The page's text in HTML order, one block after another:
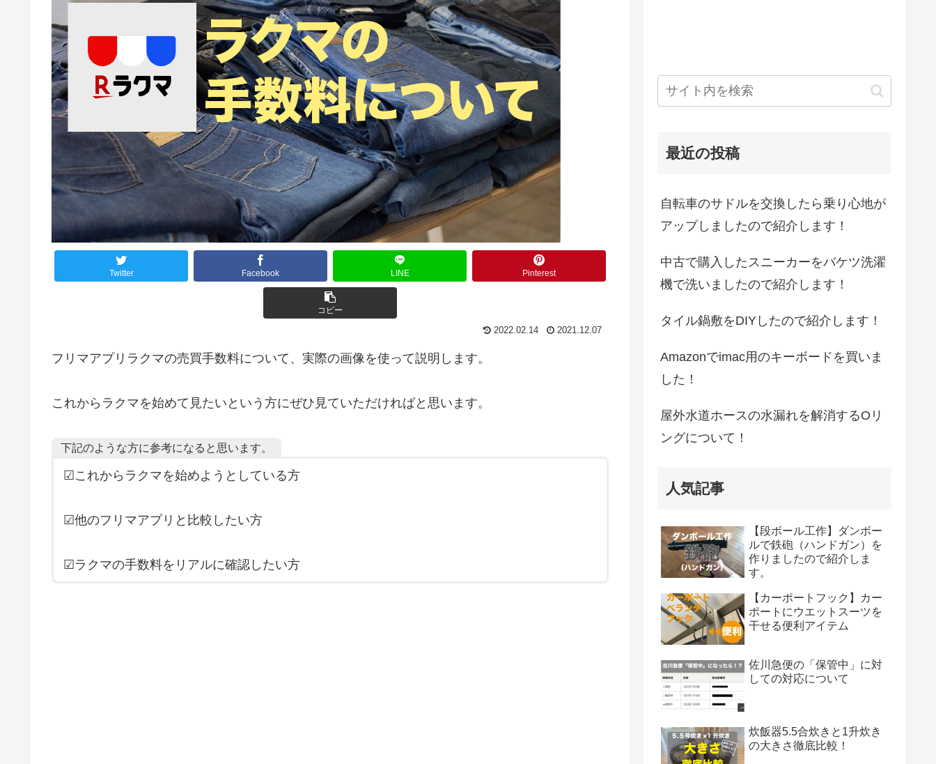
Twitter Facebook LINE Pinterest
コピー
2022.02.14 2021.12.07
フリマアプリラクマの売買手数料について、実際の画像を使って説明します。
これからラクマを始めて見たいという方にぜひ見ていただければと思います。
下記のような方に参考になると思います。
☑︎これからラクマを始めようとしている方
☑︎他のフリマアプリと比較したい方
☑︎ラクマの手数料をリアルに確認したい方
最近の投稿
自転車のサドルを交換したら乗り心地が
アップしましたので紹介します！
中古で購入したスニーカーをバケツ洗濯
機で洗いましたので紹介します！
タイル鍋敷をDIYしたので紹介します！
Amazonでimac用のキーボードを買いま
した！
屋外水道ホースの水漏れを解消するOリ
ングについて！
人気記事
【段ボール工作】ダンボー
ルで鉄砲（ハンドガン）を
作りましたので紹介しま
す。
【カーポートフック】カー
ポートにウエットスーツを
干せる便利アイテム
佐川急便の「保管中」に対
しての対応について
炊飯器5.5合炊きと1升炊き
の大きさ徹底比較！